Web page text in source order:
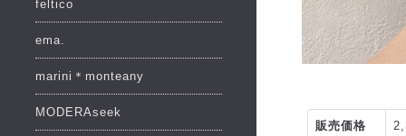
販売価格
feltico
ema.
marini＊monteany
MODERAseek